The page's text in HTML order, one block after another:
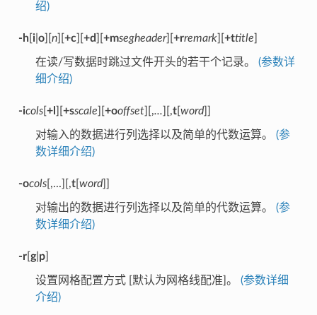
绍)
-h[ i| o][ n][ +c][ +d +msegheader][ +rremark][ +ttitle
在读/写数据时跳过文件开头的若干个记录。 (参数详
细介绍)
-icols[ +l +sscale +ooffset][,... ][,t[ word]]
对输入的数据进行列选择以及简单的代数运算。 (参
数详细介绍)
-ocols[,...][,t[ word]]
对输出的数据进行列选择以及简单的代数运算。 (参
数详细介绍)
-r[ g| p]
设置网格配置方式 [默认为网格线配准]。 (参数详细
介绍)